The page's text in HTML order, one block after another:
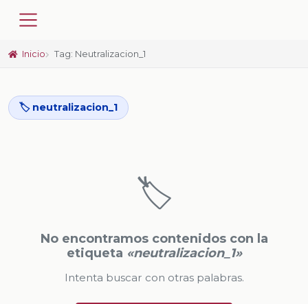
Inicio Tag: Neutralizacion_1
🏷️ neutralizacion_1
🏷️
No encontramos contenidos con la
etiqueta «neutralizacion_1»
Intenta buscar con otras palabras.